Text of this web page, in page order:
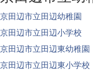
京田辺市立田辺幼稚園
京田辺市立田辺小学校
京田辺市立田辺東幼稚園
京田辺市立田辺東小学校